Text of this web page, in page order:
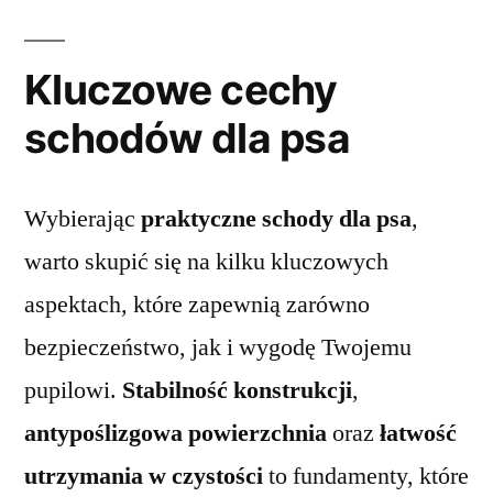
Kluczowe cechy
schodów dla psa
Wybierając praktyczne schody dla psa,
warto skupić się na kilku kluczowych
aspektach, które zapewnią zarówno
bezpieczeństwo, jak i wygodę Twojemu
pupilowi. Stabilność konstrukcji,
antypoślizgowa powierzchniaoraz łatwość
utrzymania w czystościto fundamenty, które